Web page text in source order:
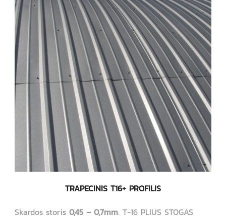
TRAPECINIS T16+ PROFILIS
Skardos storis 0,45 – 0,7mm. T-16 PLIUS STOGAS